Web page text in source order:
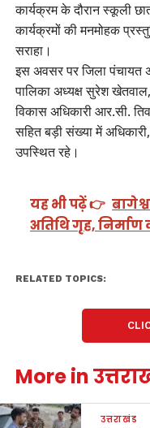
कार्यक्रम के दौरान स्कूली
कार्यक्रमों की मनमोहक
सराहा।
इस अवसर पर जिला पंचायत
पालिका अध्यक्ष सुरेश
विकास अधिकारी आर.सी.
सहित बड़ी संख्या में
उपस्थित रहे।
यह भी पढ़ें 👉
अतिथि गृह, निर्माण
RELATED TOPICS:
More in
उत्तराखंड